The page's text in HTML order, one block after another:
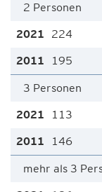
2 Personen
224
195
3 Personen
113
146
mehr als 3